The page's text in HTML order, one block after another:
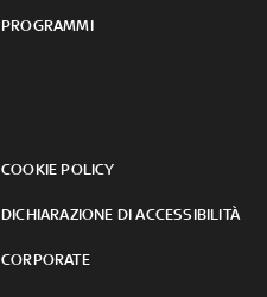
PROGRAMMI
COOKIE POLICY
DICHIARAZIONE DI ACCESSIBILITÀ
CORPORATE